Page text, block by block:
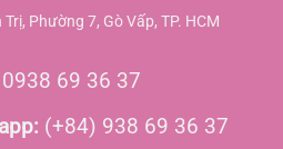
Phường 7, Gò Vấp, TP. HCM
0938 69 36 37
(+84) 938 69 36 37